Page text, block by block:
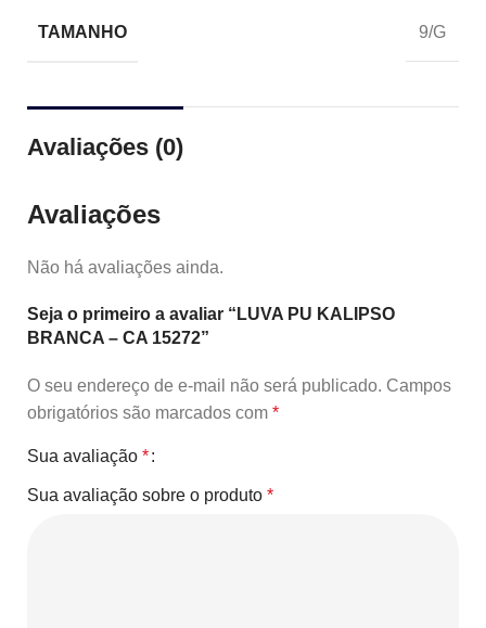
TAMANHO 9/G
Avaliações (0)
Avaliações
Não há avaliações ainda.
Seja o primeiro a avaliar “LUVA PU KALIPSO
BRANCA – CA 15272”
O seu endereço de e-mail não será publicado. Campos
obrigatórios são marcados com *
Sua avaliação *
Sua avaliação sobre o produto *